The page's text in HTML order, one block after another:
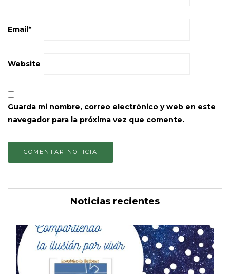
Email*
Website
Guarda mi nombre, correo electrónico y web en este
navegador para la próxima vez que comente.
Noticias recientes